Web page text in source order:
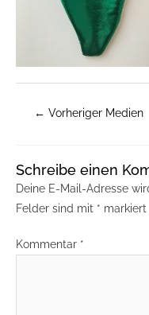
← Vorheriger Medien
Schreibe einen
Deine E-Mail-Adresse
Felder sind mit * markiert
Kommentar *